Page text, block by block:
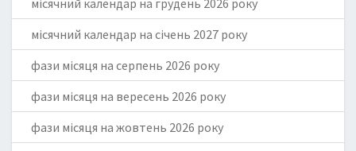
місячний календар на грудень 2026 року
місячний календар на січень 2027 року
фази місяця на серпень 2026 року
фази місяця на вересень 2026 року
фази місяця на жовтень 2026 року